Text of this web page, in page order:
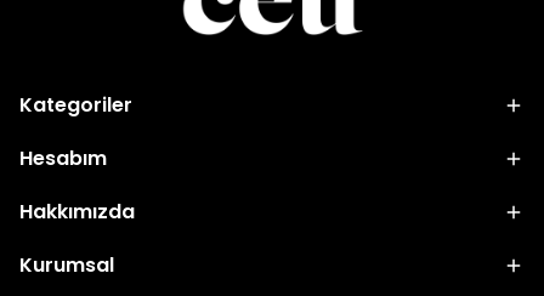
Kategoriler
Hesabım
Hakkımızda
Kurumsal